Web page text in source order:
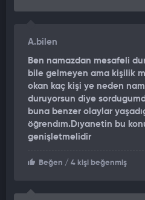
A.bilen
Ben namazdan mesafeli
bile gelmeyen ama kişilik
okan kaç kişi ye neden
duruyorsun diye
buna benzer olaylar
öğrendım.Dıyanetin bu
genişletmelidir
Beğen / 4 kişi beğenmiş